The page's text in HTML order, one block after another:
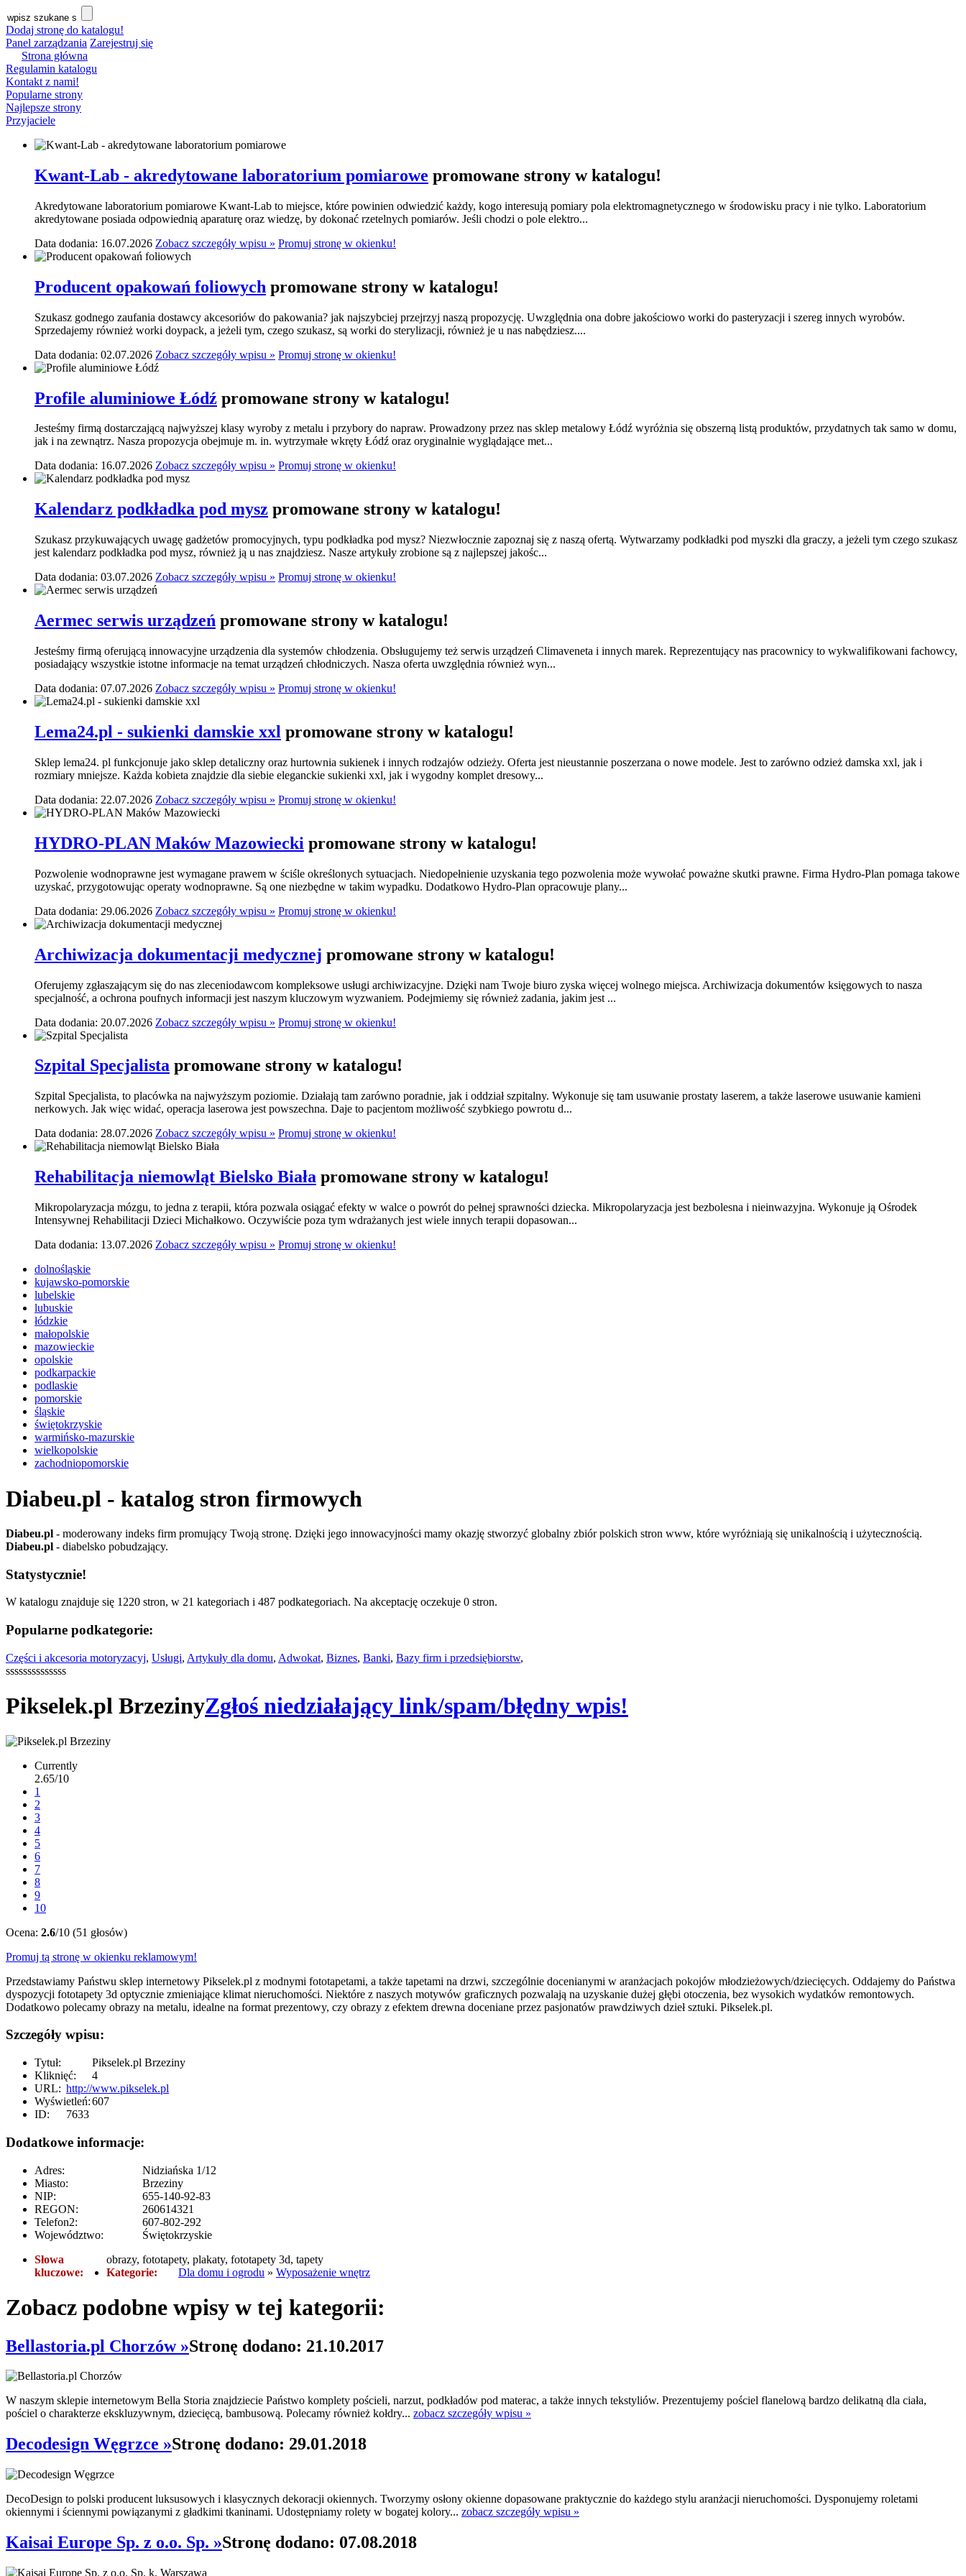
Dodaj stronę do katalogu!
Panel zarządzania Zarejestruj się
Strona główna
Regulamin katalogu
Kontakt z nami!
Popularne strony
Najlepsze strony
Przyjaciele
Kwant-Lab - akredytowane laboratorium pomiarowe promowane strony w katalogu!
Akredytowane laboratorium pomiarowe Kwant-Lab to miejsce, które powinien odwiedzić każdy, kogo interesują pomiary pola elektromagnetycznego w środowisku pracy i nie tylko. Laboratorium
akredytowane posiada odpowiednią aparaturę oraz wiedzę, by dokonać rzetelnych pomiarów. Jeśli chodzi o pole elektro...
Data dodania: 16.07.2026 Zobacz szczegóły wpisu » Promuj stronę w okienku!
Producent opakowań foliowych promowane strony w katalogu!
Szukasz godnego zaufania dostawcy akcesoriów do pakowania? jak najszybciej przejrzyj naszą propozycję. Uwzględnia ona dobre jakościowo worki do pasteryzacji i szereg innych wyrobów.
Sprzedajemy również worki doypack, a jeżeli tym, czego szukasz, są worki do sterylizacji, również je u nas nabędziesz....
Data dodania: 02.07.2026 Zobacz szczegóły wpisu » Promuj stronę w okienku!
Profile aluminiowe Łódź promowane strony w katalogu!
Jesteśmy firmą dostarczającą najwyższej klasy wyroby z metalu i przybory do napraw. Prowadzony przez nas sklep metalowy Łódź wyróżnia się obszerną listą produktów, przydatnych tak samo w domu,
jak i na zewnątrz. Nasza propozycja obejmuje m. in. wytrzymałe wkręty Łódź oraz oryginalnie wyglądające met...
Data dodania: 16.07.2026 Zobacz szczegóły wpisu » Promuj stronę w okienku!
Kalendarz podkładka pod mysz promowane strony w katalogu!
Szukasz przykuwających uwagę gadżetów promocyjnych, typu podkładka pod mysz? Niezwłocznie zapoznaj się z naszą ofertą. Wytwarzamy podkładki pod myszki dla graczy, a jeżeli tym czego szukasz
jest kalendarz podkładka pod mysz, również ją u nas znajdziesz. Nasze artykuły zrobione są z najlepszej jakośc...
Data dodania: 03.07.2026 Zobacz szczegóły wpisu » Promuj stronę w okienku!
Aermec serwis urządzeń promowane strony w katalogu!
Jesteśmy firmą oferującą innowacyjne urządzenia dla systemów chłodzenia. Obsługujemy też serwis urządzeń Climaveneta i innych marek. Reprezentujący nas pracownicy to wykwalifikowani fachowcy,
posiadający wszystkie istotne informacje na temat urządzeń chłodniczych. Nasza oferta uwzględnia również wyn...
Data dodania: 07.07.2026 Zobacz szczegóły wpisu » Promuj stronę w okienku!
Lema24.pl - sukienki damskie xxl promowane strony w katalogu!
Sklep lema24. pl funkcjonuje jako sklep detaliczny oraz hurtownia sukienek i innych rodzajów odzieży. Oferta jest nieustannie poszerzana o nowe modele. Jest to zarówno odzież damska xxl, jak i
rozmiary mniejsze. Każda kobieta znajdzie dla siebie eleganckie sukienki xxl, jak i wygodny komplet dresowy...
Data dodania: 22.07.2026 Zobacz szczegóły wpisu » Promuj stronę w okienku!
HYDRO-PLAN Maków Mazowiecki promowane strony w katalogu!
Pozwolenie wodnoprawne jest wymagane prawem w ściśle określonych sytuacjach. Niedopełnienie uzyskania tego pozwolenia może wywołać poważne skutki prawne. Firma Hydro-Plan pomaga takowe
uzyskać, przygotowując operaty wodnoprawne. Są one niezbędne w takim wypadku. Dodatkowo Hydro-Plan opracowuje plany...
Data dodania: 29.06.2026 Zobacz szczegóły wpisu » Promuj stronę w okienku!
Archiwizacja dokumentacji medycznej promowane strony w katalogu!
Oferujemy zgłaszającym się do nas zleceniodawcom kompleksowe usługi archiwizacyjne. Dzięki nam Twoje biuro zyska więcej wolnego miejsca. Archiwizacja dokumentów księgowych to nasza
specjalność, a ochrona poufnych informacji jest naszym kluczowym wyzwaniem. Podejmiemy się również zadania, jakim jest ...
Data dodania: 20.07.2026 Zobacz szczegóły wpisu » Promuj stronę w okienku!
Szpital Specjalista promowane strony w katalogu!
Szpital Specjalista, to placówka na najwyższym poziomie. Działają tam zarówno poradnie, jak i oddział szpitalny. Wykonuje się tam usuwanie prostaty laserem, a także laserowe usuwanie kamieni
nerkowych. Jak więc widać, operacja laserowa jest powszechna. Daje to pacjentom możliwość szybkiego powrotu d...
Data dodania: 28.07.2026 Zobacz szczegóły wpisu » Promuj stronę w okienku!
Rehabilitacja niemowląt Bielsko Biała promowane strony w katalogu!
Mikropolaryzacja mózgu, to jedna z terapii, która pozwala osiągać efekty w walce o powrót do pełnej sprawności dziecka. Mikropolaryzacja jest bezbolesna i nieinwazyjna. Wykonuje ją Ośrodek
Intensywnej Rehabilitacji Dzieci Michałkowo. Oczywiście poza tym wdrażanych jest wiele innych terapii dopasowan...
Data dodania: 13.07.2026 Zobacz szczegóły wpisu » Promuj stronę w okienku!
dolnośląskie
kujawsko-pomorskie
lubelskie
lubuskie
łódzkie
małopolskie
mazowieckie
opolskie
podkarpackie
podlaskie
pomorskie
śląskie
świętokrzyskie
warmińsko-mazurskie
wielkopolskie
zachodniopomorskie
Diabeu.pl - katalog stron firmowych
Diabeu.pl - moderowany indeks firm promujący Twoją stronę. Dzięki jego innowacyjności mamy okazję stworzyć globalny zbiór polskich stron www, które wyróżniają się unikalnością i użytecznością.
Diabeu.pl - diabelsko pobudzający.
Statystycznie!
W katalogu znajduje się 1220 stron, w 21 kategoriach i 487 podkategoriach. Na akceptację oczekuje 0 stron.
Popularne podkategorie:
Części i akcesoria motoryzacyj, Usługi, Artykuły dla domu, Adwokat, Biznes, Banki, Bazy firm i przedsiębiorstw,
ssssssssssssss
Pikselek.pl BrzezinyZgłoś niedziałający link/spam/błędny wpis!
Currently
2.65/10
1
2
3
4
5
6
7
8
9
10
Ocena: 2.6/10 (51 głosów)
Promuj tą stronę w okienku reklamowym!
Przedstawiamy Państwu sklep internetowy Pikselek.pl z modnymi fototapetami, a także tapetami na drzwi, szczególnie docenianymi w aranżacjach pokojów młodzieżowych/dziecięcych. Oddajemy do Państwa
dyspozycji fototapety 3d optycznie zmieniające klimat nieruchomości. Niektóre z naszych motywów graficznych pozwalają na uzyskanie dużej głębi otoczenia, bez wysokich wydatków remontowych.
Dodatkowo polecamy obrazy na metalu, idealne na format prezentowy, czy obrazy z efektem drewna doceniane przez pasjonatów prawdziwych dzieł sztuki. Pikselek.pl.
Szczegóły wpisu:
Tytuł:
Pikselek.pl Brzeziny
Kliknięć:
4
URL: http://www.pikselek.pl
Wyświetleń:607
ID:
7633
Dodatkowe informacje:
Adres:
Nidziańska 1/12
Miasto:
Brzeziny
NIP:
655-140-92-83
REGON:
260614321
Telefon2:
607-802-292
Województwo:
Świętokrzyskie
Słowa
kluczowe:
obrazy, fototapety, plakaty, fototapety 3d, tapety
Kategorie:
Dla domu i ogrodu » Wyposażenie wnętrz
Zobacz podobne wpisy w tej kategorii:
Bellastoria.pl Chorzów »Stronę dodano: 21.10.2017
W naszym sklepie internetowym Bella Storia znajdziecie Państwo komplety pościeli, narzut, podkładów pod materac, a także innych tekstyliów. Prezentujemy pościel flanelową bardzo delikatną dla ciała,
pościel o charakterze ekskluzywnym, dziecięcą, bambusową. Polecamy również kołdry... zobacz szczegóły wpisu »
Decodesign Węgrzce »Stronę dodano: 29.01.2018
DecoDesign to polski producent luksusowych i klasycznych dekoracji okiennych. Tworzymy osłony okienne dopasowane praktycznie do każdego stylu aranżacji nieruchomości. Dysponujemy roletami
okiennymi i ściennymi powiązanymi z gładkimi tkaninami. Udostępniamy rolety w bogatej kolory... zobacz szczegóły wpisu »
Kaisai Europe Sp. z o.o. Sp. »Stronę dodano: 07.08.2018